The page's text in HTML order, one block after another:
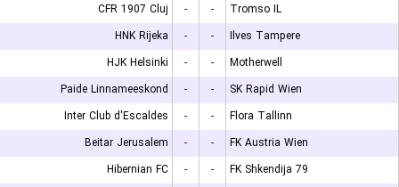
CFR 1907 Cluj
- -
Tromso IL
HNK Rijeka
- -
Ilves Tampere
HJK Helsinki
- -
Motherwell
Paide Linnameeskond
- -
SK Rapid Wien
Inter Club d'Escaldes
- -
Flora Tallinn
Beitar Jerusalem
- -
FK Austria Wien
Hibernian FC
- -
FK Shkendija 79